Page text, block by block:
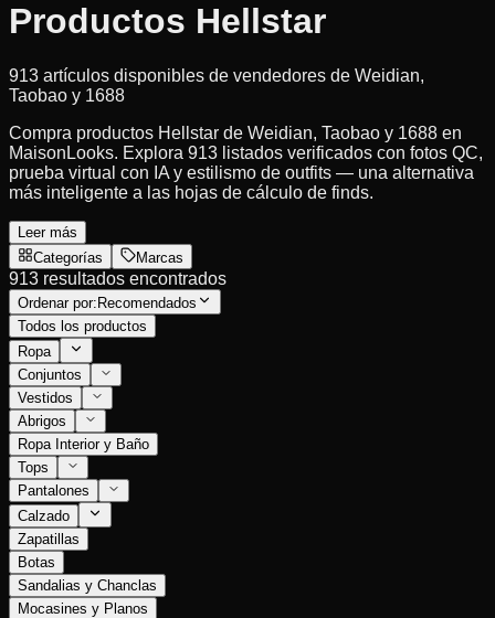
Productos Hellstar
913 artículos disponibles de vendedores de Weidian,
Taobao y 1688
Compra productos Hellstar de Weidian, Taobao y 1688 en
MaisonLooks. Explora 913 listados verificados con fotos QC,
prueba virtual con IA y estilismo de outfits — una alternativa
más inteligente a las hojas de cálculo de finds.
Leer más
Categorías
Marcas
913 resultados encontrados
Ordenar por: Recomendados
Todos los productos
Ropa
Conjuntos
Vestidos
Abrigos
Ropa Interior y Baño
Tops
Pantalones
Calzado
Zapatillas
Botas
Sandalias y Chanclas
Mocasines y Planos